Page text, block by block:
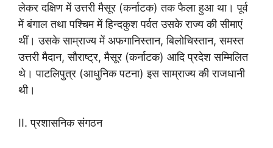
लेकर दक्षिण में उत्तरी मैसूर (कर्नाटक) तक फैला हुआ था। पूर्व
में बंगाल तथा पश्चिम में हिन्दकुश पर्वत उसके राज्य की सीमाएं
थीं। उसके साम्राज्य में अफगानिस्तान, बिलोचिस्तान, समस्त
उत्तरी मैदान, सौराष्ट्र, मैसूर (कर्नाटक) आदि प्रदेश सम्मिलित
थे। पाटलिपुत्र (आधुनिक पटना) इस साम्राज्य की राजधानी
थी।
II. प्रशासनिक संगठन